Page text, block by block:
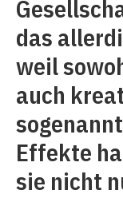
das
weil
auch
Effekte
sie nicht